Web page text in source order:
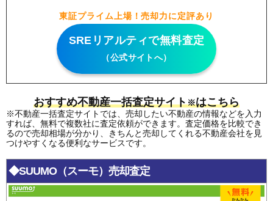
東証プライム上場！売却力に定評あり
SREリアルティで無料査定
（公式サイトへ）
おすすめ不動産一括査定サイト※はこちら
※不動産一括査定サイトでは、売却したい不動産の情報などを入力
すれば、無料で複数社に査定依頼ができます。査定価格を比較でき
るので売却相場が分かり、きちんと売却してくれる不動産会社を見
つけやすくなる便利なサービスです。
◆SUUMO（スーモ）売却査定